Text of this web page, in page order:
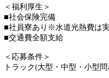
＜福利厚生＞
■社会保険完備
■社員寮あり※水道光熱費は
■交通費全額支給
＜応募条件＞
トラック(大型・中型・小型